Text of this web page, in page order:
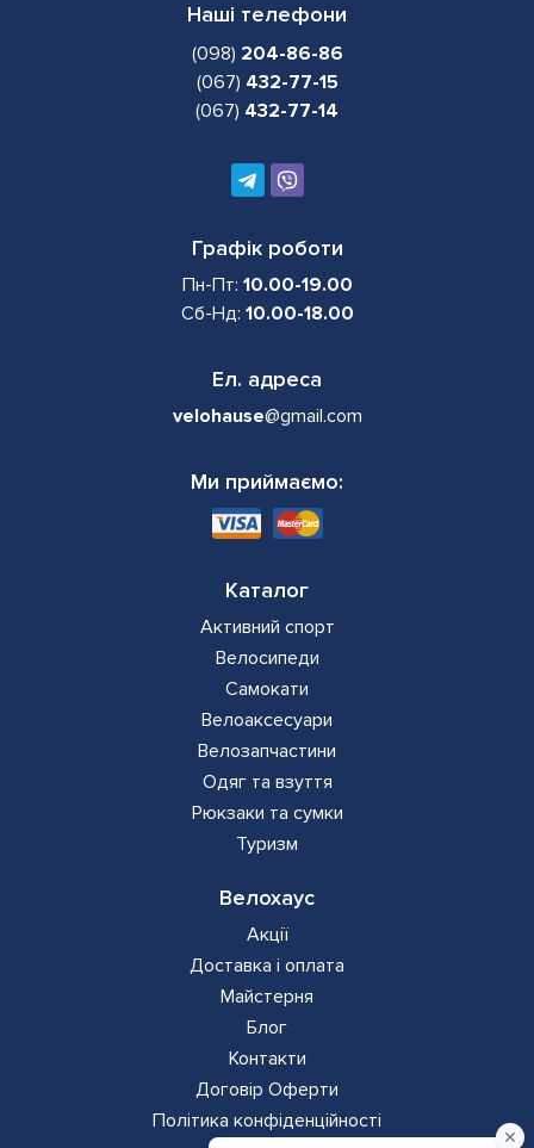
Каталог
Активний спорт
Велосипеди
Самокати
Велоаксесуари
Велозапчастини
Одяг та взуття
Рюкзаки та сумки
Туризм
Велохаус
Акції
Доставка і оплата
Майстерня
Блог
Контакти
Договір Оферти
Політика конфіденційності
Наші телефони
(098) 204-86-86
(067) 432-77-15
(067) 432-77-14
Графік роботи
Пн-Пт: 10.00-19.00
Сб-Нд: 10.00-18.00
Ел. адреса
velohause@gmail.com
Ми приймаємо: